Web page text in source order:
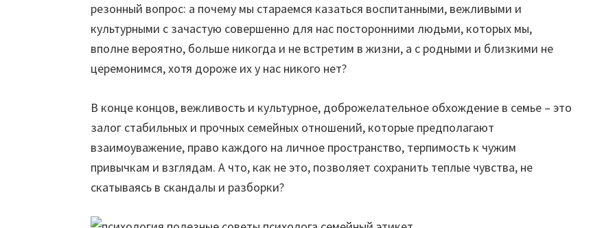
резонный вопрос: а почему мы стараемся казаться воспитанными, вежливыми и
культурными с зачастую совершенно для нас посторонними людьми, которых мы,
вполне вероятно, больше никогда и не встретим в жизни, а с родными и близкими не
церемонимся, хотя дороже их у нас никого нет?
В конце концов, вежливость и культурное, доброжелательное обхождение в семье – это
залог стабильных и прочных семейных отношений, которые предполагают
взаимоуважение, право каждого на личное пространство, терпимость к чужим
привычкам и взглядам. А что, как не это, позволяет сохранить теплые чувства, не
скатываясь в скандалы и разборки?